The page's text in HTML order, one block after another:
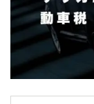
【AUDI】
【PORSCHE